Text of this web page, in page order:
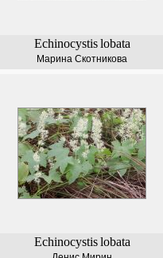
Echinocystis lobata
Марина Скотникова
Echinocystis lobata